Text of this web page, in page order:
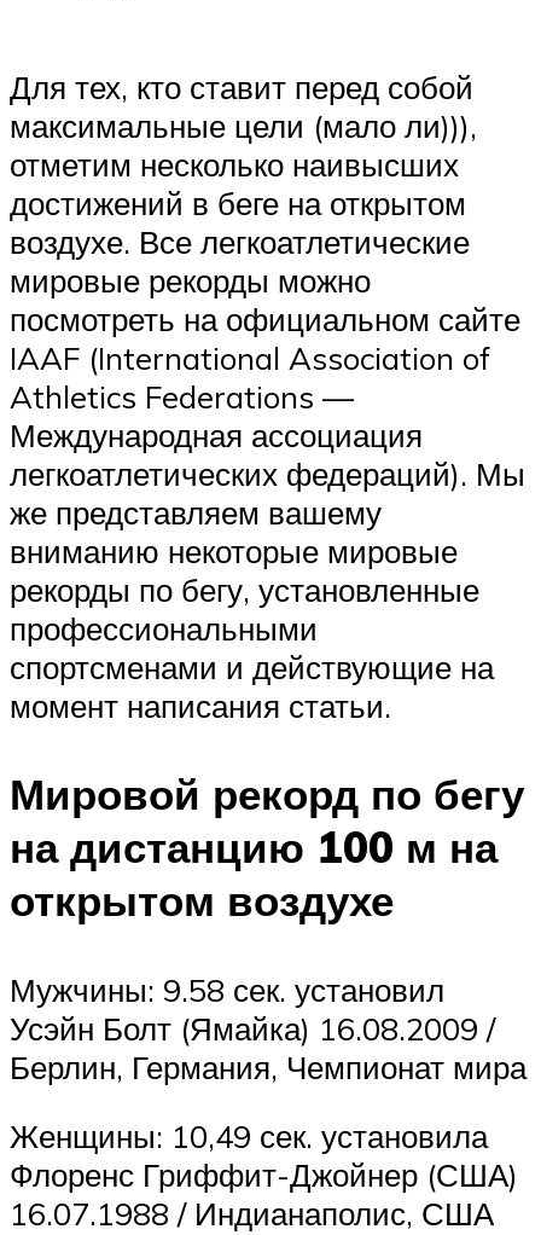
Для тех, кто ставит перед собой
максимальные цели (мало ли))),
отметим несколько наивысших
достижений в беге на открытом
воздухе. Все легкоатлетические
мировые рекорды можно
посмотреть на официальном сайте
IAAF (International Association of
Athletics Federations —
Международная ассоциация
легкоатлетических федераций). Мы
же представляем вашему
вниманию некоторые мировые
рекорды по бегу, установленные
профессиональными
спортсменами и действующие на
момент написания статьи.
Мировой рекорд по бегу
на дистанцию 100 м на
открытом воздухе
Мужчины: 9.58 сек. установил
Усэйн Болт (Ямайка) 16.08.2009 /
Берлин, Германия, Чемпионат мира
Женщины: 10,49 сек. установила
Флоренс Гриффит-Джойнер (США)
16.07.1988 / Индианаполис, США